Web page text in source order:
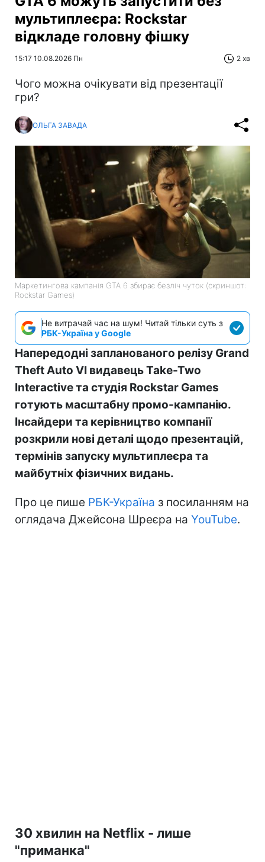
мультиплеєра: Rockstar
відкладе головну фішку
15:17 10.08.2026 Пн 2 хв
Чого можна очікувати від презентації
гри?
ОЛЬГА ЗАВАДА
Маркетингова кампанія GTA 6 збирає безліч чуток (скриншот:
Rockstar Games)
Не витрачай час на шум! Читай тільки суть з
РБК-Україна у Google
Напередодні запланованого релізу Grand
Theft Auto VI видавець Take-Two
Interactive та студія Rockstar Games
готують масштабну промо-кампанію.
Інсайдери та керівництво компанії
розкрили нові деталі щодо презентацій,
термінів запуску мультиплеєра та
майбутніх фізичних видань.
Про це пише РБК-Україна з посиланням на
оглядача Джейсона Шреєра на YouTube.
30 хвилин на Netflix - лише
"приманка"